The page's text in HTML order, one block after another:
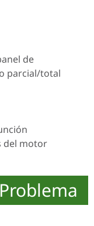
de
parcial/total
del motor